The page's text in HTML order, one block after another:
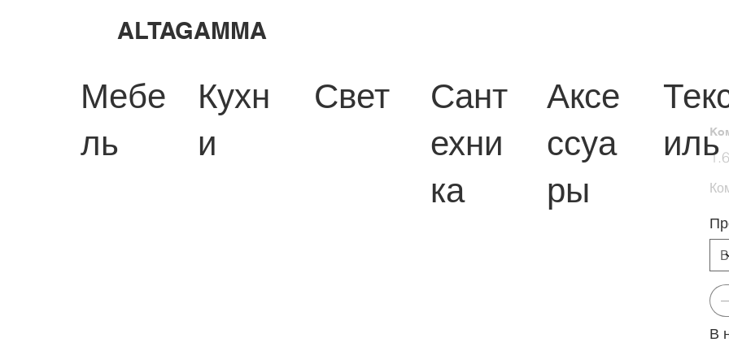
ALTAGAMMA
Мебе
ль
Кухн
и
Свет
Сант
ехни
ка
Аксе
ссуа
ры
ильцена
В